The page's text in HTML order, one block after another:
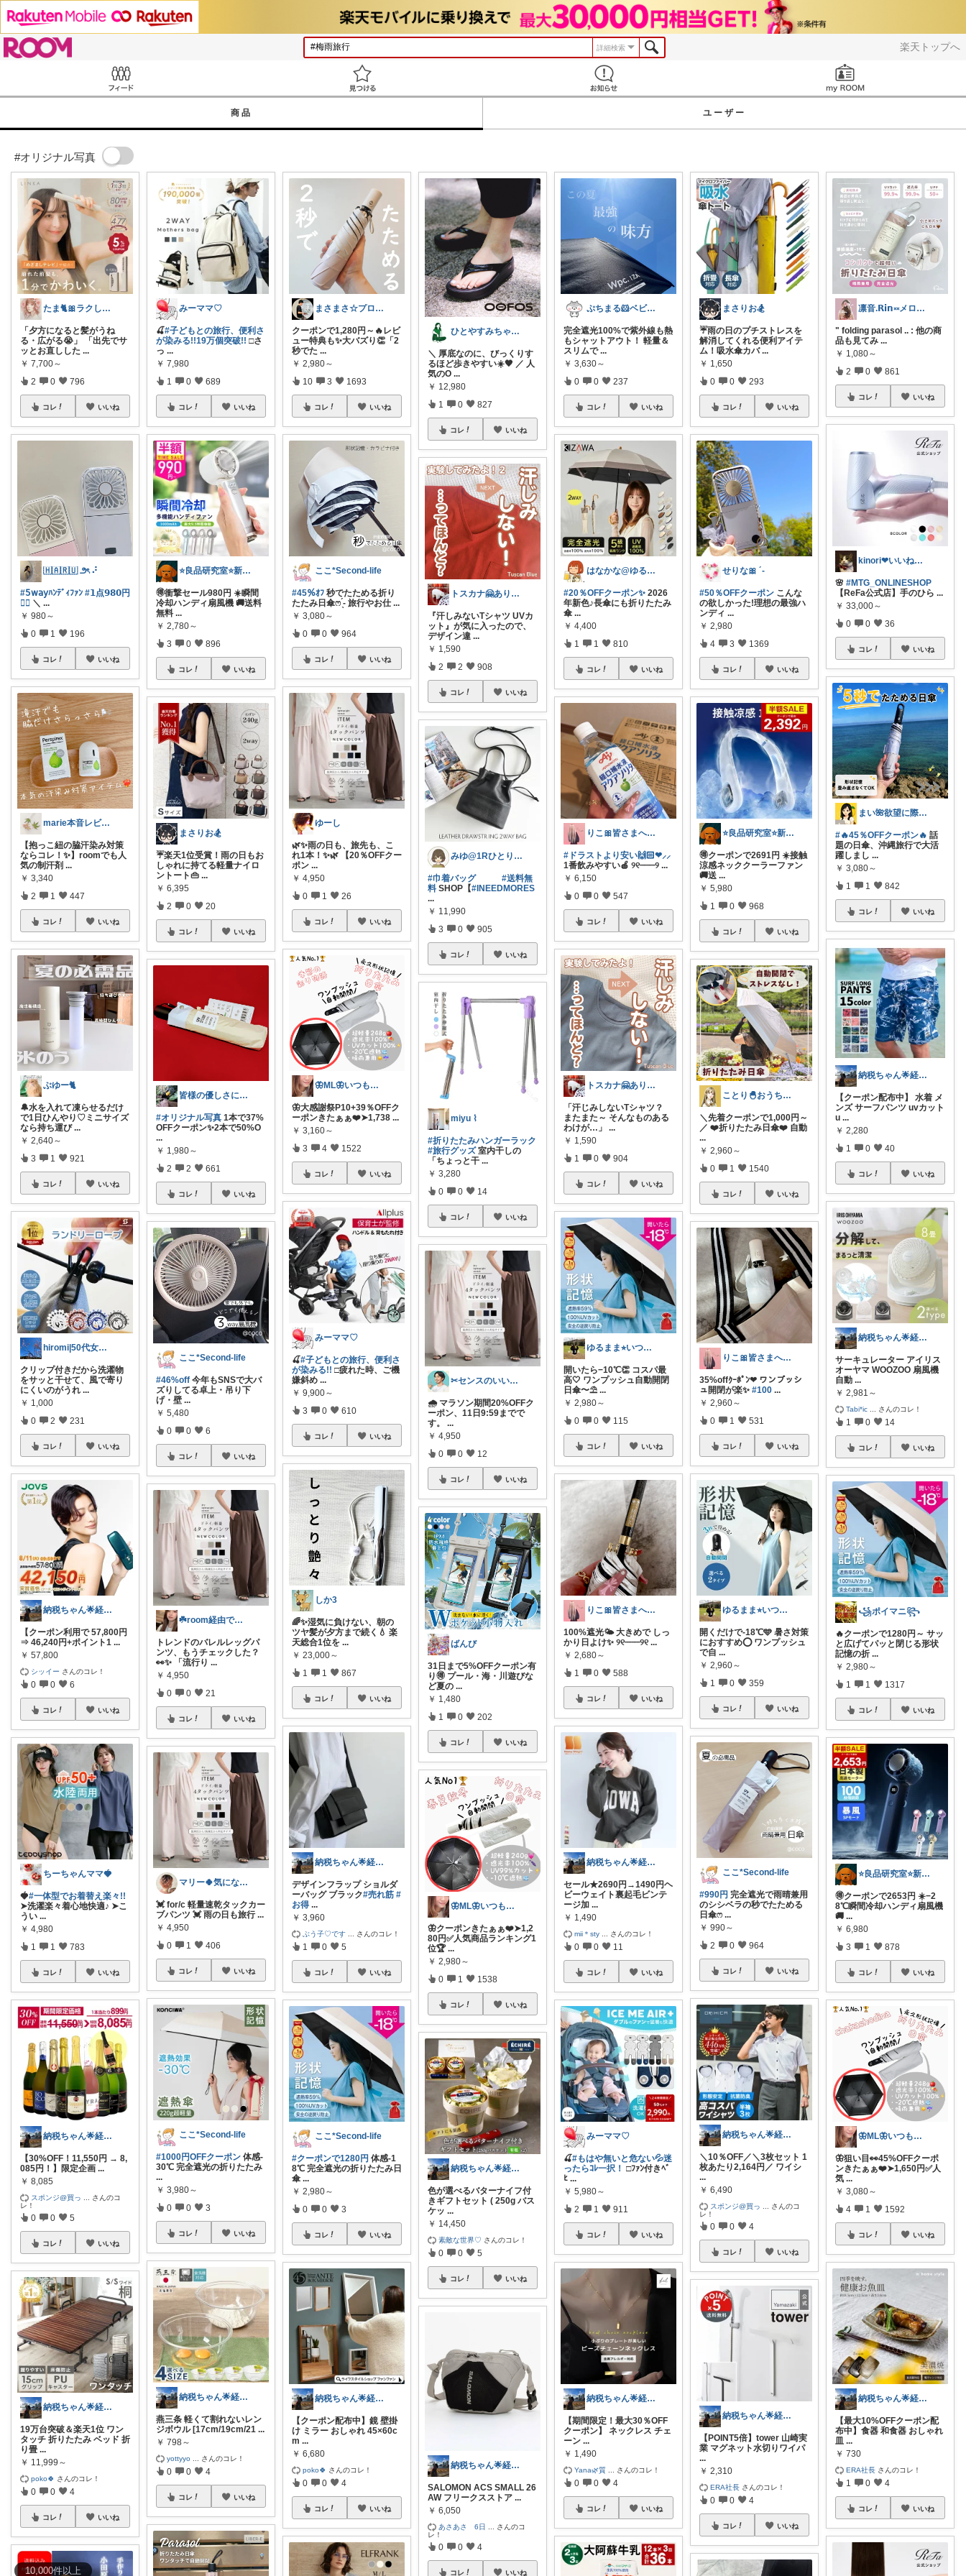
楽天トップへ
詳細検索
商品 ユーザー
#オリジナル写真
10,000件以上
たま🐈🎀ラクして可愛い神コスパ品
「夕方になると髪がうね
る・広がる😭」 「出先でサ
ッとお直しした ...
￥ 7,700～
2 0 796
コレ いいね
🇭‌🇦‌🇷‌🇺 ౨ৎ ⠜
#𝟧𝗐𝖺𝗒ﾊﾝﾃﾞｨﾌｧﾝ #𝟭点𝟵𝟴𝟬円
❤️‍🔥 ＼ ...
￥ 980～
0 1 196
コレ いいね
marie本音レビュー🏝️夏休み💃
【抱っこ紐の脇汗染み対策
ならコレ！✨】roomでも人
気の制汗剤 ...
￥ 3,340
2 1 447
コレ いいね
ぶゆー🐈
🔔水を入れて凍らせるだけ
で1日ひんやり♡ミニサイズ
なら持ち運び ...
￥ 2,640～
3 1 921
コレ いいね
hiromi|50代女性の暮らしおすすめ
クリップ付きだから洗濯物
をサッと干せて、風で寄り
にくいのがうれ ...
￥ 1,000
0 2 231
コレ いいね
納税ちゃん🌟経由購入★
【クーポン利用で 57,800円
⇒ 46,240円+ポイント1 ...
￥ 57,800
シッイー さんのコレ！
0 0 6
コレ いいね
ちーちゃんママ🍓
🍓#一体型でお着替え楽々!!
➤洗濯楽々着心地快適♪ ➤こ
うい ...
￥ 4,980
1 1 783
コレ いいね
納税ちゃん🌟経由購入★
【30%OFF！11,550円 → 8,
085円！】限定企画 ...
￥ 8,085
スポンジ@買っ
さんのコ
レ！
0 0 5
コレ いいね
納税ちゃん🌟経由購入★
19万台突破＆楽天1位 ワン
タッチ 折りたたみ ベッド 折
り畳 ...
￥ 11,999～
poko🍀 さんのコレ！
0 0 4
コレ いいね
みーママ♡
🍒#子どもとの旅行、便利さ
が染みる!!19万個突破!! □さ
っ ...
￥ 7,980
1 0 689
コレ いいね
⭐良品研究室⭐新潟県民のオススメ🍙お米
🉐衝撃セール980円 ☀️瞬間
冷却ハンディ扇風機 🚚送料
無料...
￥ 2,780～
3 0 896
コレ いいね
まさりお🏂
☔楽天1位受賞！雨の日もお
しゃれに持てる軽量ナイロ
ントート👜...
￥ 6,395
2 0 20
コレ いいね
皆様の優しさに感謝です✨happyミルク
#オリジナル写真 1本で37%
OFFクーポン✨2本で50%O
...
￥ 1,980～
2 2 661
コレ いいね
ここ*Second-life
#46%off 今年もSNSで大バ
ズりしてる卓上・吊り下
げ・壁 ...
￥ 5,480
0 0 6
コレ いいね
☘️room経由で散財してます♪
トレンドのバレルレッグパ
ンツ、もうチェックした？
👀✨ 「流行り ...
￥ 4,950
0 0 21
コレ いいね
マリー🍀気になるものたくさん✨
💓 for/c 軽量速乾タックカー
ブパンツ 💓 雨の日も旅行 ...
￥ 4,950
0 1 406
コレ いいね
ここ*Second-life
#1000円OFFクーポン 体感-
30℃ 完全遮光の折りたたみ
...
￥ 3,980～
0 0 3
コレ いいね
納税ちゃん🌟経由購入★
燕三条 軽くて割れないレン
ジボウル [17cm/19cm/21 ...
￥ 798～
yottyyo さんのコレ！
0 0 4
コレ いいね
まさまさ☆プロフも見てね✨
クーポンで1,280円～🔥レビ
ュー特典も✨大バズり👏「2
秒でた ...
￥ 2,980～
10 3 1693
コレ いいね
ここ*Second-life
#45％ｵﾌ 秒でたためる折り
たたみ日傘ෆ ̖́- 旅行やお仕 ...
￥ 3,080～
0 0 964
コレ いいね
ゆーし
🌿✨雨の日も、旅先も、こ
れ1本！✨🌿 【20％OFFクー
ポン ...
￥ 4,950
0 1 26
コレ いいね
🦋ML🦋いつもありがとう💓
🦋大感謝祭P10+39％OFFク
ーポンきたぁぁ❤️➤1,738 ...
￥ 3,160～
3 4 1522
コレ いいね
みーママ♡
🍒#子どもとの旅行、便利さ
が染みる!! □疲れた時、ご機
嫌斜め ...
￥ 9,900～
3 0 610
コレ いいね
しか3
🌈✨湿気に負けない、朝の
ツヤ髪が夕方まで続く💧 楽
天総合1位を ...
￥ 23,000～
1 1 867
コレ いいね
納税ちゃん🌟経由購入★
デザインフラップ ショルダ
ーバッグ ブラック#売れ筋 #
お得 ...
￥ 3,960
ぶう子♡です さんのコレ！
1 0 5
コレ いいね
ここ*Second-life
#クーポンで1280円 体感-1
8℃ 完全遮光の折りたたみ日
傘 ...
￥ 2,980～
0 0 3
コレ いいね
納税ちゃん🌟経由購入★
【クーポン配布中】鏡 壁掛
け ミラー おしゃれ 45×60c
m ...
￥ 6,680
poko🍀 さんのコレ！
0 0 4
コレ いいね
ひとやすみちゃん＊シンプルひとり暮らし
＼ 厚底なのに、びっくりす
るほど歩きやすい☀️🖤 ／ 人
気のO ...
￥ 12,980
1 0 827
コレ いいね
トスカナ🤗ありがとうございます💕
『汗しみないTシャツ UVカ
ット』が気に入ったので、
デザイン違 ...
￥ 1,590
2 2 908
コレ いいね
みゆ@1Rひとり暮らし
#巾着バッグ
#送料無
料 SHOP【#INEEDMORES
...
￥ 11,990
3 0 905
コレ いいね
miyu ⌇
#折りたたみハンガーラック
#旅行グッズ室内干しの
「ちょっと干 ...
￥ 3,280
0 0 14
コレ いいね
✂センスのいい美容師パパ / えいと✂
🌧 マラソン期間20%OFFク
ーポン、11日9:59までで
す。
...
￥ 4,950
0 0 12
コレ いいね
ばんび
31日まで5%OFFクーポン有
り🉐 プール・海・川遊びな
ど夏の ...
￥ 1,480
1 0 202
コレ いいね
🦋ML🦋いつもありがとう💓
🦋クーポンきたぁぁ❤️➤1,2
80円✅人気商品ランキング1
位🏆 ...
￥ 2,980～
0 1 1538
コレ いいね
納税ちゃん🌟経由購入★
色が選べるバターナイフ付
きギフトセット ( 250g バス
ケッ ...
￥ 14,450
素敵な世界♡ さんのコレ！
0 0 5
コレ いいね
納税ちゃん🌟経由購入★
SALOMON ACS SMALL 26
AW フリークスストア ...
￥ 6,050
あさあさ 6日
さんのコ
レ！
0 0 4
コレ いいね
ぷちまる🐹ベビー子供服♡
完全遮光100%で紫外線も熱
もシャットアウト！ 軽量＆
スリムで ...
￥ 3,630～
0 0 237
コレ いいね
はなかな@ゆるふわ暮らし
#20％OFFクーポン✨ 2026
年新色♪長傘にも折りたたみ
傘 ...
￥ 4,400
1 1 810
コレ いいね
りこ🎀皆さまへ心から感謝🩶
#ドラストより安い🙌🏻❤︎⸝⸝
1番飲みやすい🍎 ୨୧┈┈┈୨ ...
￥ 6,150
0 0 547
コレ いいね
トスカナ🤗ありがとうございます💕
「汗じみしないTシャツ？
またまた～ そんなものある
わけが…」
...
￥ 1,590
1 0 904
コレ いいね
ゆるまま⭐︎いつもありがとうございます✨
開いたら−10℃👏 コスパ最
高🤍 ワンプッシュ自動開閉
日傘〜⛱ ...
￥ 2,980～
0 0 115
コレ いいね
りこ🎀皆さまへ心から感謝🩶
100%遮光🌤️ 大きめで しっ
かり日よけ✨ ୨୧┈┈┈୨୧ ...
￥ 2,680～
1 0 588
コレ いいね
納税ちゃん🌟経由購入★
セール★2690円→1490円ヘ
ビーウェイト裏起毛ビンテ
ージ加 ...
￥ 1,490
mii＊sty さんのコレ！
0 0 11
コレ いいね
みーママ♡
🍒#もはや無いと危ない💦迷
ったらｺﾚ一択！ □ﾌｧﾝ付きﾍﾞ
ﾋ ...
￥ 5,980～
2 1 911
コレ いいね
納税ちゃん🌟経由購入★
【期間限定！最大30％OFF
クーポン】 ネックレス チェ
ーン...
￥ 1,490
Yana🌿質 さんのコレ！
0 0 4
コレ いいね
まさりお🏂
☔雨の日のプチストレスを
解消してくれる便利アイテ
ム！吸水傘カバ ...
￥ 1,650
0 0 293
コレ いいね
せりな🎀 ´-
#50％OFFクーポン こんな
の欲しかった!理想の最強ハ
ンディ ...
￥ 2,980
4 3 1369
コレ いいね
⭐良品研究室⭐新潟県民のオススメ🍙お米
🉐クーポンで2691円 ☀️接触
涼感ネッククーラーファン
🚚送 ...
￥ 5,980
1 0 968
コレ いいね
ことり🐣おうち時間快適＆UV対策
＼先着クーポンで1,000円～
／ ❤️折りたたみ日傘❤️ 自動
...
￥ 2,960～
0 1 1540
コレ いいね
りこ🎀皆さまへ心から感謝🩶
35%offｸｰﾎﾟﾝ❤︎ ワンプッシ
ュ開閉が楽✨#100 ...
￥ 2,960～
0 1 531
コレ いいね
ゆるまま⭐︎いつもありがとうございます✨
開くだけで-18℃🩵 暑さ対策
におすすめ⭕️ ワンプッシュ
で自 ...
￥ 2,960～
1 0 359
コレ いいね
ここ*Second-life
#990円 完全遮光で雨晴兼用
のシシベラの秒でたためる
日傘ෆ...
￥ 990～
2 0 964
コレ いいね
納税ちゃん🌟経由購入★
＼10％OFF／＼3枚セット 1
枚あたり2,164円／ ワイシ
...
￥ 6,490
スポンジ@買っ
さんのコ
レ！
0 0 4
コレ いいね
納税ちゃん🌟経由購入★
【POINT5倍】tower 山崎実
業 マグネット水切りワイパ
...
￥ 2,310
ERA社長 さんのコレ！
0 0 4
コレ いいね
凛音.𝗥𝗶𝗻༝༝メロウな暮らし🧸
" folding parasol .. : 他の商
品も見てみ ...
￥ 1,080～
2 0 861
コレ いいね
kinori❤︎いいねご購入感謝です💝
🌸#MTG_ONLINESHOP
【ReFa公式店】手のひら ...
￥ 33,000～
0 0 36
コレ いいね
まい🌺欲望に際限なしフルタイムワーママ
#🔥45％OFFクーポン🔥 話
題の日傘、沖縄旅行で大活
躍しまし ...
￥ 3,080～
1 1 842
コレ いいね
納税ちゃん🌟経由購入★
【クーポン配布中】 水着 メ
ンズ サーフパンツ uvカット
u ...
￥ 2,280
1 0 40
コレ いいね
納税ちゃん🌟経由購入★
サーキュレーター アイリス
オーヤマ WOOZOO 扇風機
自動 ...
￥ 2,981～
Tabi*ic さんのコレ！
1 0 14
コレ いいね
꧁ポイマニ꧂
🔥クーポンで1280円～ サッ
と広げてパッと閉じる形状
記憶の折 ...
￥ 2,980～
1 1 1317
コレ いいね
⭐良品研究室⭐新潟県民のオススメ🍙お米
🉐クーポンで2653円 ☀️−2
8℃瞬間冷却ハンディ扇風機
🚚 ...
￥ 6,980
3 1 878
コレ いいね
🦋ML🦋いつもありがとう💓
🦋狙い目👀45%OFFクーポ
ンきたぁぁ❤️➤1,650円✅人
気 ...
￥ 3,080～
4 1 1592
コレ いいね
納税ちゃん🌟経由購入★
【最大10%OFFクーポン配
布中】食器 和食器 おしゃれ
皿...
￥ 730
ERA社長 さんのコレ！
1 0 4
コレ いいね